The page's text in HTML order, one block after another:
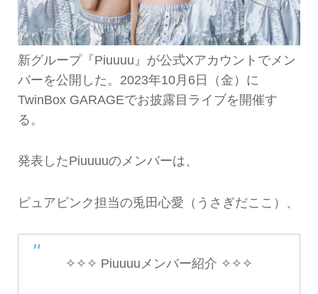
新グループ『Piuuuu』が公式Xアカウントでメン
バーを公開した。2023年10月6日（金）に
TwinBox GARAGEでお披露目ライブを開催す
る。
発表したPiuuuuのメンバーは、
ピュアピンク担当の兎田心愛（うさぎだここ）、
✧✧✧ Piuuuuメンバー紹介 ✧✧✧